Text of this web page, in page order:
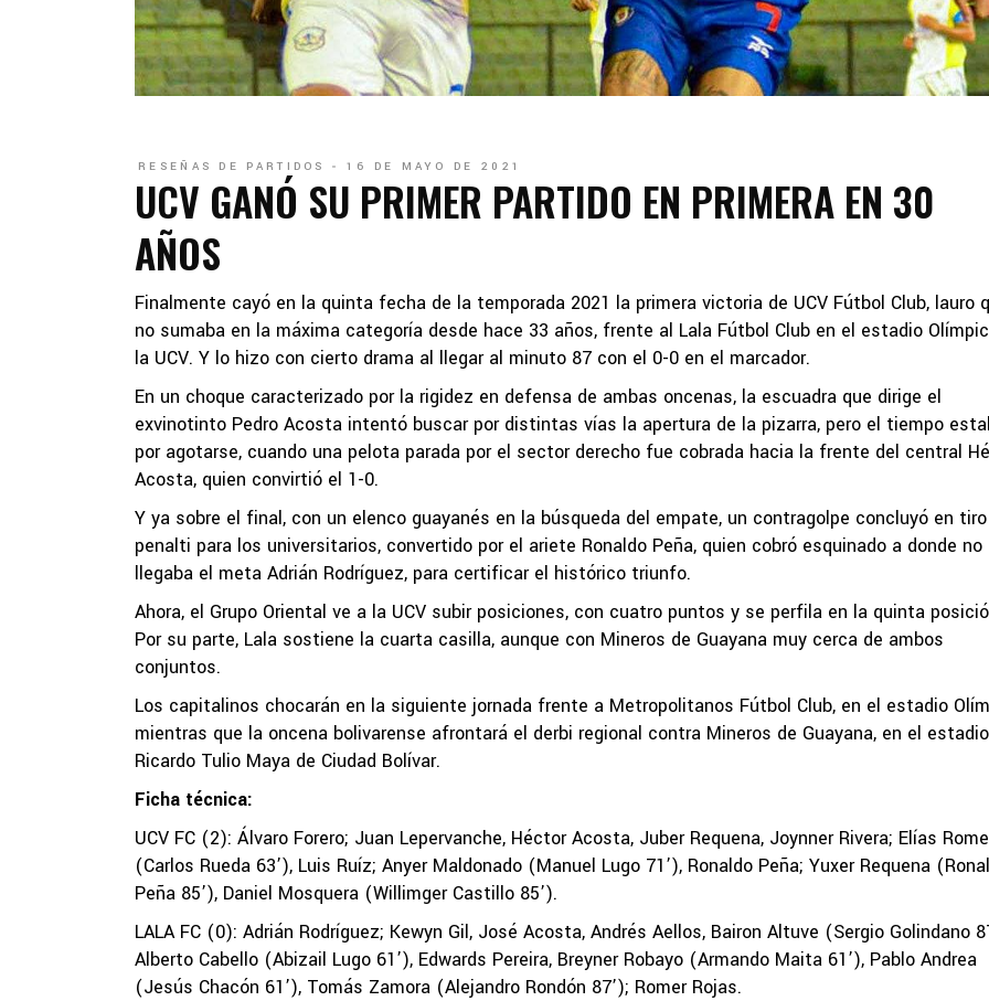
RESEÑAS DE PARTIDOS 16 DE MAYO DE 2021
UCV GANÓ SU PRIMER PARTIDO EN PRIMERA EN 30
AÑOS
Finalmente cayó en la quinta fecha de la temporada 2021 la primera victoria de UCV Fútbol Club, lauro
no sumaba en la máxima categoría desde hace 33 años, frente al Lala Fútbol Club en el estadio
la UCV. Y lo hizo con cierto drama al llegar al minuto 87 con el 0-0 en el marcador.
En un choque caracterizado por la rigidez en defensa de ambas oncenas, la escuadra que dirige el
exvinotinto Pedro Acosta intentó buscar por distintas vías la apertura de la pizarra, pero el tiempo
por agotarse, cuando una pelota parada por el sector derecho fue cobrada hacia la frente del central
Acosta, quien convirtió el 1-0.
Y ya sobre el final, con un elenco guayanés en la búsqueda del empate, un contragolpe concluyó en tiro
penalti para los universitarios, convertido por el ariete Ronaldo Peña, quien cobró esquinado a donde no
llegaba el meta Adrián Rodríguez, para certificar el histórico triunfo.
Ahora, el Grupo Oriental ve a la UCV subir posiciones, con cuatro puntos y se perfila en la quinta
Por su parte, Lala sostiene la cuarta casilla, aunque con Mineros de Guayana muy cerca de ambos
conjuntos.
Los capitalinos chocarán en la siguiente jornada frente a Metropolitanos Fútbol Club, en el estadio
mientras que la oncena bolivarense afrontará el derbi regional contra Mineros de Guayana, en el estadio
Ricardo Tulio Maya de Ciudad Bolívar.
Ficha técnica:
UCV FC (2): Álvaro Forero; Juan Lepervanche, Héctor Acosta, Juber Requena, Joynner Rivera; Elías
(Carlos Rueda 63’), Luis Ruíz; Anyer Maldonado (Manuel Lugo 71’), Ronaldo Peña; Yuxer Requena
Peña 85’), Daniel Mosquera (Willimger Castillo 85’).
LALA FC (0): Adrián Rodríguez; Kewyn Gil, José Acosta, Andrés Aellos, Bairon Altuve (Sergio Golindano
Alberto Cabello (Abizail Lugo 61’), Edwards Pereira, Breyner Robayo (Armando Maita 61’), Pablo Andrea
(Jesús Chacón 61’), Tomás Zamora (Alejandro Rondón 87’); Romer Rojas.